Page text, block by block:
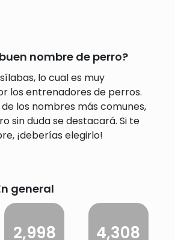
nombre de perro?
lo cual es muy
los entrenadores de perros.
los nombres más comunes,
sin duda se destacará. Si te
¡deberías elegirlo!
general
2,998 4,308